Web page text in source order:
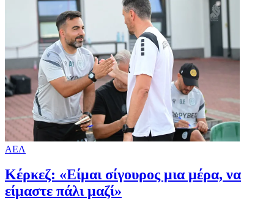
ΑΕΛ
Κέρκεζ: «Είμαι σίγουρος μια μέρα, να
είμαστε πάλι μαζί»